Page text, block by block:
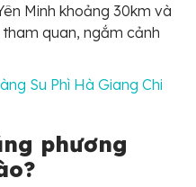
Minh khoảng 30km và
quan, ngắm cảnh
Su Phì Hà Giang Chi
phương